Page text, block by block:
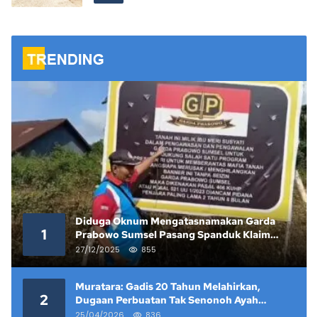
1
Diduga Oknum Mengatasnamakan Garda
Prabowo Sumsel Pasang Spanduk Klaim
Lahan yang Telah Diputus Pengadilan
27/12/2025 855
2
Muratara: Gadis 20 Tahun Melahirkan,
Dugaan Perbuatan Tak Senonoh Ayah
Kandung Mencuat
25/04/2026 836